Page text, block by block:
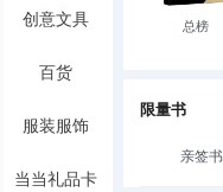
创意文具
百货
服装服饰
当当礼品卡
总榜
限量书
亲签书